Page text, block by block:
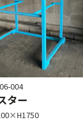
004
ター